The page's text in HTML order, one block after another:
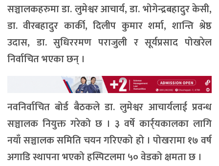
सञ्चालकहरुमा डा. लुमेश्वर आचार्य, डा. भोगेन्द्रबहादुर केसी,
डा. वीरबहादुर कार्की, दिलीप कुमार शर्मा, शान्ति श्रेष्ठ
उदास, डा. सुधिररमण पराजुली र सूर्यप्रसाद पोखरेल
निर्वाचित भएका छन् ।
नवनिर्वाचित बोर्ड बैठकले डा. लुमेश्वर आचार्यलाई प्रवन्ध
सञ्चालक नियुक्त गरेको छ । ३ वर्षे कार्र्यकालका लागि
नयाँ सञ्चालक समिति चयन गरिएको हो । पोखरामा १७ वर्ष
अगाडि स्थापना भएको हस्पिटलमा ५० वेडको क्षमता छ ।